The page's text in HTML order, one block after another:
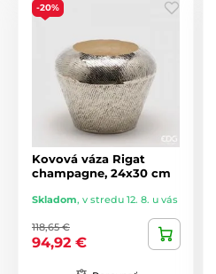
-20%
Kovová váza Rigat
champagne, 24x30 cm
Skladom, v stredu 12. 8. u vás
118,65 €
94,92 €